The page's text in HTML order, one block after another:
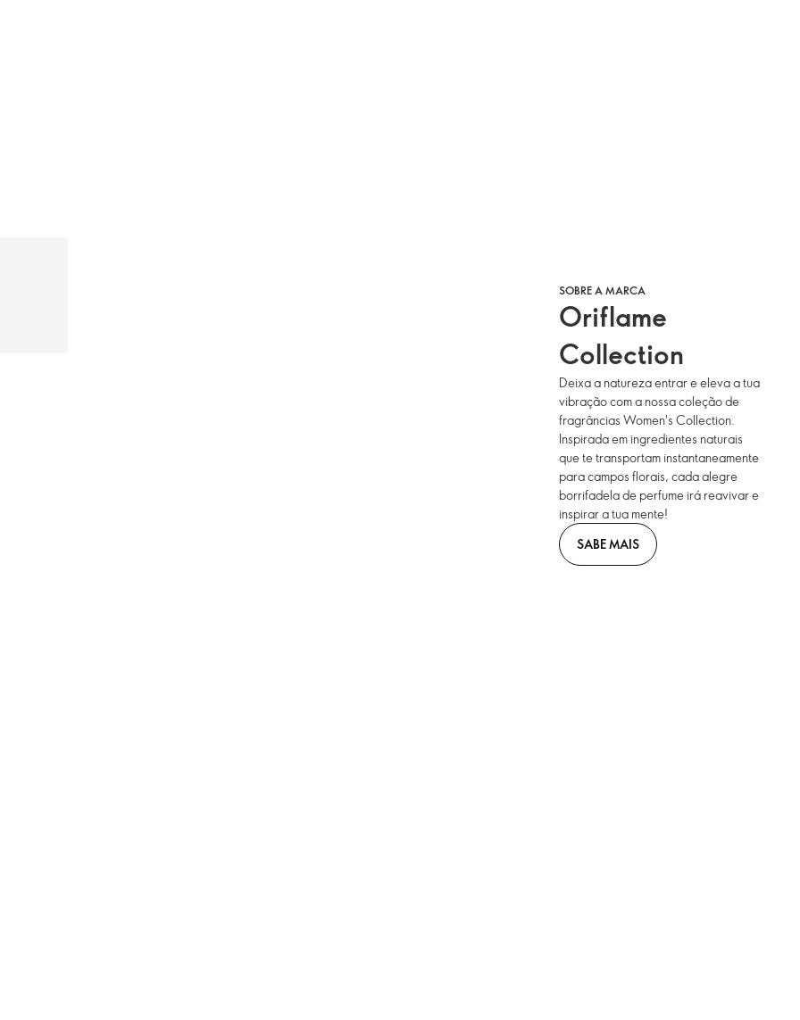
SOBRE A MARCA
Oriflame
Collection
Deixa a natureza entrar e eleva a tua
vibração com a nossa coleção de
fragrâncias Women's Collection.
Inspirada em ingredientes naturais
que te transportam instantaneamente
para campos florais, cada alegre
borrifadela de perfume irá reavivar e
inspirar a tua mente!
SABE MAIS